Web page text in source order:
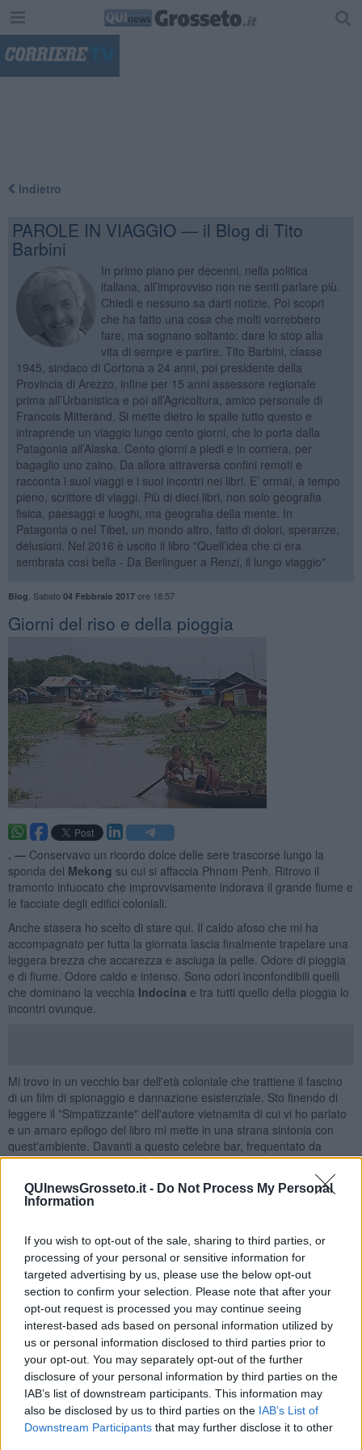
QUInewsGrosseto.it - Do Not Process My Personal
Information
If you wish to opt-out of the sale, sharing to third parties, or
processing of your personal or sensitive information for
targeted advertising by us, please use the below opt-out
section to confirm your selection. Please note that after your
opt-out request is processed you may continue seeing
interest-based ads based on personal information utilized by
us or personal information disclosed to third parties prior to
your opt-out. You may separately opt-out of the further
disclosure of your personal information by third parties on the
IAB’s list of downstream participants. This information may
also be disclosed by us to third parties on the IAB’s List of
Downstream Participants that may further disclose it to other
Indietro
PAROLE IN VIAGGIO — il Blog di Tito
Barbini
In primo piano per decenni, nella politica
italiana, all’improvviso non ne senti parlare più.
Chiedi e nessuno sa darti notizie. Poi scopri
che ha fatto una cosa che molti vorrebbero
fare, ma sognano soltanto: dare lo stop alla
vita di sempre e partire. Tito Barbini, classe
1945, sindaco di Cortona a 24 anni, poi presidente della
Provincia di Arezzo, infine per 15 anni assessore regionale
prima all’Urbanistica e poi all’Agricoltura, amico personale di
Francois Mitterand. Si mette dietro le spalle tutto questo e
intraprende un viaggio lungo cento giorni, che lo porta dalla
Patagonia all’Alaska. Cento giorni a piedi e in corriera, per
bagaglio uno zaino. Da allora attraversa confini remoti e
racconta i suoi viaggi e i suoi incontri nei libri. E’ ormai, a tempo
pieno, scrittore di viaggi. Più di dieci libri, non solo geografia
fisica, paesaggi e luoghi, ma geografia della mente. In
Patagonia o nel Tibet, un mondo altro, fatto di dolori, speranze,
delusioni. Nel 2016 è uscito il libro "Quell’idea che ci era
sembrata così bella - Da Berlinguer a Renzi, il lungo viaggio"
Blog Sabato 04 Febbraio 2017ore 18:57
​Giorni del riso e della pioggia
. — Conservavo un ricordo dolce delle sere trascorse lungo la
sponda del Mekong su cui si affaccia Phnom Penh. Ritrovo il
tramonto infuocato che improvvisamente indorava il grande fiume e
le facciate degli edifici coloniali.
Anche stasera ho scelto di stare qui. Il caldo afoso che mi ha
accompagnato per tutta la giornata lascia finalmente trapelare una
leggera brezza che accarezza e asciuga la pelle. Odore di pioggia
e di fiume. Odore caldo e intenso. Sono odori inconfondibili quelli
che dominano la vecchia Indocina e tra tutti quello della pioggia lo
incontri ovunque.
Mi trovo in un vecchio bar dell'età coloniale che trattiene il fascino
di un film di spionaggio e dannazione esistenziale. Sto finendo di
leggere il "Simpatizzante" dell'autore vietnamita di cui vi ho parlato
e un amaro epilogo del libro mi mette in una strana sintonia con
quest'ambiente. Davanti a questo celebre bar, frequentato da
Terzanie dai leggendari corrispondenti di guerra reduci dal
Vietnam vittorioso, scorrono le immagini di una città che va incontro
alla notte.
metri. La chiamano "la strada dei fiorellini" perché così vengono
chiamate le ragazze che si prostituiscono. Non è difficile
comprendere perché questa è stata la capitale dell'Indocina
francese. Phnom Penh è una città bella e tormentata insieme.
Quando iKhemer Rossi di Pol Pot entrarono in questa città,
nell'aprile del 1975, ne ordinarono subito l'evacuazione totale. Nella
capitale nulla sopravvisse al cosiddetto anno zero del comunismo e
alla folle teoria del "marxismo rurale". Il tentativo di cancellare la
storia intanto cancellò la vita nella città e pochi fantasmi del potere
rimasero negli antichi palazzi coloniali.
Passarono molti anni e ci vollero alcuni milioni di morti affinché la
vita ricominciasse a muoversi e con la vita tornassero i colori sui
muri ricoperti ormai dalle mangrovie che si erano prese la città